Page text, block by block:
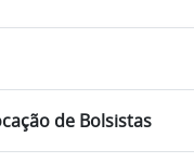
de Bolsistas